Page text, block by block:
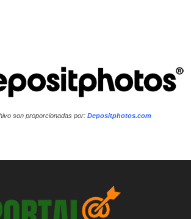
son proporcionadas por: Depositphotos.com